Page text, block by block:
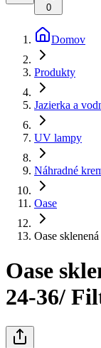
0
Domov
Produkty
Jazierka a
UV lampy
Náhradné
Oase
Oase
Oase
24-36/